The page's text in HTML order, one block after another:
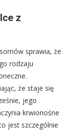
z
sprawia, że
rodzaju
że staje się
jego
krwionośne
jest szczególnie